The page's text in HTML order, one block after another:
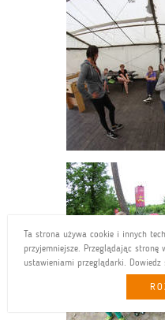
Ta strona używa cookie i innych
przyjemniejsze. Przeglądając
ustawieniami przeglądarki. Dowiedz